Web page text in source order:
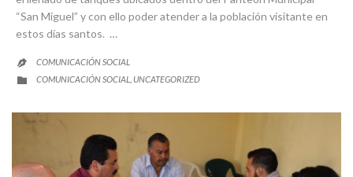
“San Miguel” y con ello poder atender a la población visitante en
estos días santos. …

COMUNICACIÓN SOCIAL

CATEGORY
COMUNICACIÓN SOCIAL UNCATEGORIZED